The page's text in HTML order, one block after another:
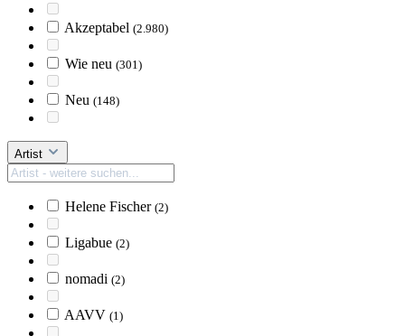
Akzeptabel (2.980)
Wie neu (301)
Neu (148)
Artist
Helene Fischer (2)
Ligabue (2)
nomadi (2)
AAVV (1)